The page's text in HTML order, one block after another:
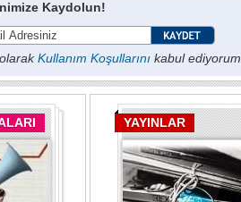
Kaydolun!
olarakKullanım Koşullarını kabul ediyorum.
YAYINLAR